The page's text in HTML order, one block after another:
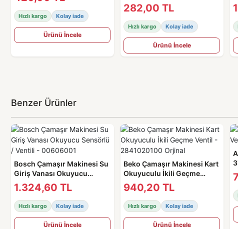
Hızlı kargo Kolay iade
Ürünü İncele
Rezistans Artiko
282,00 TL
Hızlı kargo Kolay iade
Ürünü İncele
Benzer Ürünler
Bosch Çamaşır Makinesi Su
Giriş Vanası Okuyucu
Sensörlü / Ventili -
00606001
1.324,60 TL
Hızlı kargo Kolay iade
Ürünü İncele
Beko Çamaşır Makinesi Kart
Okuyuculu İkili Geçme
Ventil - 2841020100 Orjinal
940,20 TL
Hızlı kargo Kolay iade
Ürünü İncele